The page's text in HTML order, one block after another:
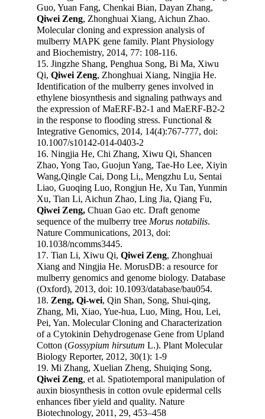
Guo, Yuan Fang, Chenkai Bian, Dayan Zhang,
Qiwei Zeng, Zhonghuai Xiang, Aichun Zhao.
Molecular cloning and expression analysis of
mulberry MAPK gene family. Plant Physiology
and Biochemistry, 2014, 77: 108-116.
15. Jingzhe Shang, Penghua Song, Bi Ma, Xiwu
Qi,Qiwei Zeng, Zhonghuai Xiang, Ningjia He.
Identification of the mulberry genes involved in
ethylene biosynthesis and signaling pathways and
the expression of MaERF-B2-1 and MaERF-B2-2
in the response to flooding stress. Functional &
Integrative Genomics, 2014, 14(4):767-777, doi:
10.1007/s10142-014-0403-2
16. Ningjia He, Chi Zhang, Xiwu Qi, Shancen
Zhao, Yong Tao, Guojun Yang, Tae-Ho Lee, Xiyin
Wang,Qingle Cai, Dong Li,, Mengzhu Lu, Sentai
Liao, Guoqing Luo, Rongjun He, Xu Tan, Yunmin
Xu, Tian Li, Aichun Zhao, Ling Jia, Qiang Fu,
Qiwei Zeng, Chuan Gao etc. Draft genome
sequence of the mulberry tree Morus notabilis.
Nature Communications, 2013, doi:
10.1038/ncomms3445.
17. Tian Li, Xiwu Qi,Qiwei Zeng, Zhonghuai
Xiang and Ningjia He. MorusDB: a resource for
mulberry genomics and genome biology. Database
(Oxford), 2013, doi: 10.1093/database/bau054.
18. Zeng, Qi-wei, Qin Shan, Song, Shui-qing,
Zhang, Mi, Xiao, Yue-hua, Luo, Ming, Hou, Lei,
Pei, Yan. Molecular Cloning and Characterization
of a Cytokinin Dehydrogenase Gene from Upland
Cotton (Gossypium hirsutum L.). Plant Molecular
Biology Reporter, 2012, 30(1): 1-9
19. Mi Zhang, Xuelian Zheng, Shuiqing Song,
Qiwei Zeng, et al. Spatiotemporal manipulation of
auxin biosynthesis in cotton ovule epidermal cells
enhances fiber yield and quality. Nature
Biotechnology, 2011, 29, 453–458